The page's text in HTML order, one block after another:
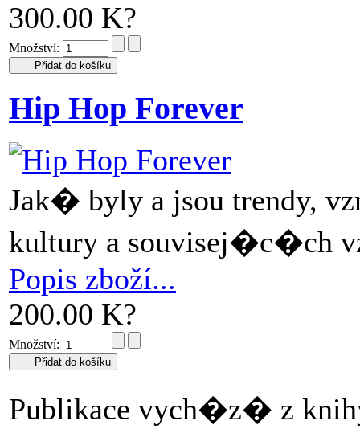
300.00 K?
Množství:
Hip Hop Forever
Jak� byly a jsou trendy,
kultury a souvisej�c�ch
Popis zboží...
200.00 K?
Množství:
Publikace vych�z� z